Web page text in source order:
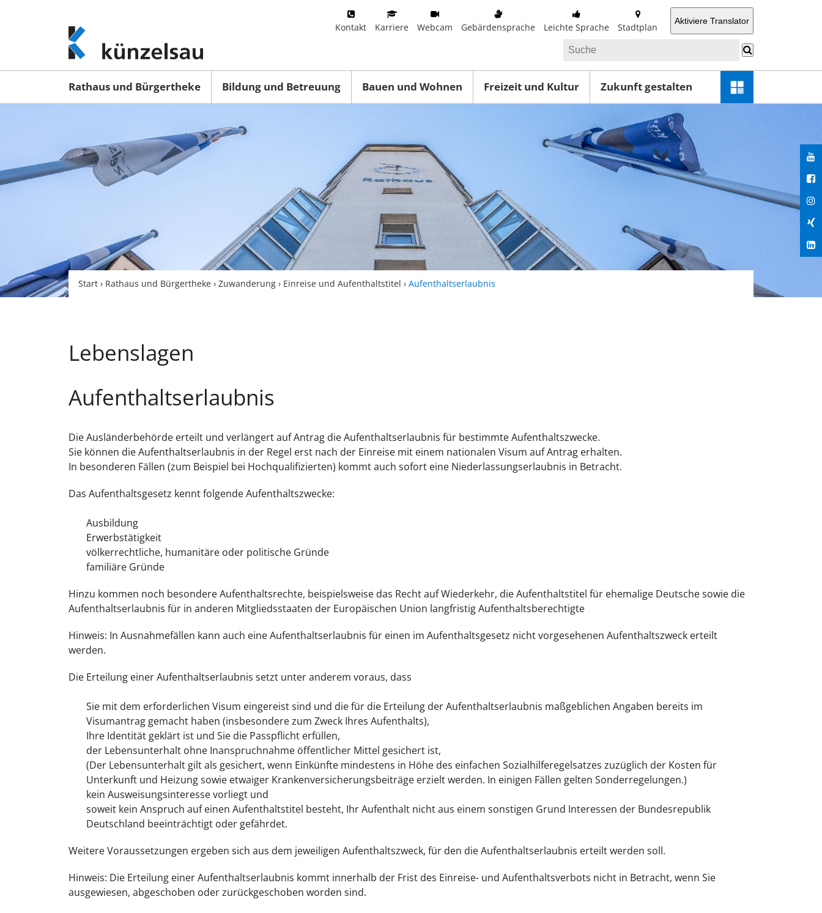
www.kuenzelsau.de
(zur
Startseite)
Kontakt Karriere Webcam Gebärdensprache Leichte Sprache Stadtplan
Aktiviere Translator
Rathaus und Bürgertheke Bildung und Betreuung Bauen und Wohnen Freizeit und Kultur Zukunft gestalten
Schnellzugriff-
Menü
Start › Rathaus und Bürgertheke › Zuwanderung › Einreise und Aufenthaltstitel › Aufenthaltserlaubnis
Lebenslagen
Aufenthaltserlaubnis
Die Ausländerbehörde erteilt und verlängert auf Antrag die Aufenthaltserlaubnis für bestimmte Aufenthaltszwecke.
Sie können die Aufenthaltserlaubnis in der Regel erst nach der Einreise mit einem nationalen Visum auf Antrag erhalten.
In besonderen Fällen (zum Beispiel bei Hochqualifizierten) kommt auch sofort eine Niederlassungserlaubnis in Betracht.
Das Aufenthaltsgesetz kennt folgende Aufenthaltszwecke:
Ausbildung
Erwerbstätigkeit
völkerrechtliche, humanitäre oder politische Gründe
familiäre Gründe
Hinzu kommen noch besondere Aufenthaltsrechte, beispielsweise das Recht auf Wiederkehr, die Aufenthaltstitel für ehemalige Deutsche sowie die
Aufenthaltserlaubnis für in anderen Mitgliedsstaaten der Europäischen Union langfristig Aufenthaltsberechtigte
Hinweis: In Ausnahmefällen kann auch eine Aufenthaltserlaubnis für einen im Aufenthaltsgesetz nicht vorgesehenen Aufenthaltszweck erteilt
werden.
Die Erteilung einer Aufenthaltserlaubnis setzt unter anderem voraus, dass
Sie mit dem erforderlichen Visum eingereist sind und die für die Erteilung der Aufenthaltserlaubnis maßgeblichen Angaben bereits im
Visumantrag gemacht haben (insbesondere zum Zweck Ihres Aufenthalts),
Ihre Identität geklärt ist und Sie die Passpflicht erfüllen,
der Lebensunterhalt ohne Inanspruchnahme öffentlicher Mittel gesichert ist,
(Der Lebensunterhalt gilt als gesichert, wenn Einkünfte mindestens in Höhe des einfachen Sozialhilferegelsatzes zuzüglich der Kosten für
Unterkunft und Heizung sowie etwaiger Krankenversicherungsbeiträge erzielt werden. In einigen Fällen gelten Sonderregelungen.)
kein Ausweisungsinteresse vorliegt und
soweit kein Anspruch auf einen Aufenthaltstitel besteht, Ihr Aufenthalt nicht aus einem sonstigen Grund Interessen der Bundesrepublik
Deutschland beeinträchtigt oder gefährdet.
Weitere Voraussetzungen ergeben sich aus dem jeweiligen Aufenthaltszweck, für den die Aufenthaltserlaubnis erteilt werden soll.
Hinweis: Die Erteilung einer Aufenthaltserlaubnis kommt innerhalb der Frist des Einreise- und Aufenthaltsverbots nicht in Betracht, wenn Sie
ausgewiesen, abgeschoben oder zurückgeschoben worden sind.